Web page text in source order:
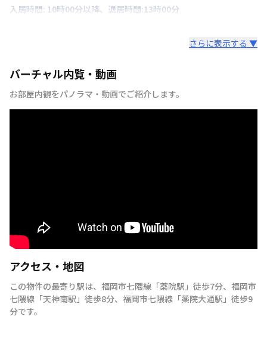
入居時間: 10時00分以降、退居時間:13時00分
さらに表示する ▼
バーチャル内覧・動画
お部屋内観をパノラマ・動画でご紹介します。
アクセス・地図
この物件の最寄り駅は、 福岡市七隈線 「薬院駅 」 徒歩7分、 福岡市
七隈線 「天神南駅 」 徒歩8分、 福岡市七隈線 「薬院大通駅 」 徒歩9
分です。